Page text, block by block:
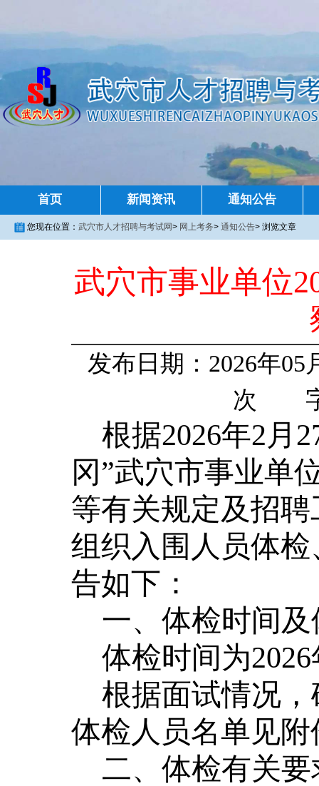
首页 新闻资讯 通知公告
您现在位置： 武穴市人才招聘与考试网> 网上考务> 通知公告> 浏览文章
武穴市事业单位
发布日期：2026年
次 字
根据2026年2月
冈”武穴市事业单
等有关规定及招
组织入围人员体
告如下：
一、体检时间
体检时间为2026
根据面试情况，
体检人员名单见附
二、体检有关